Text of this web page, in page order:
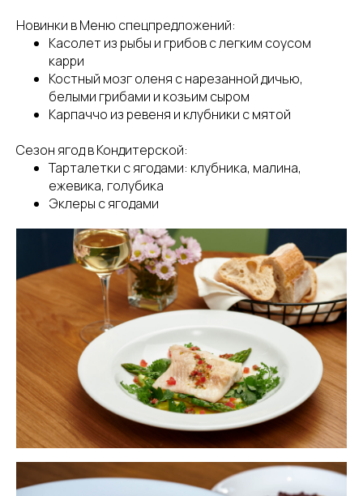
Новинки в Меню спецпредложений:
Касолет из рыбы и грибов с легким соусом
карри
Костный мозг оленя с нарезанной дичью,
белыми грибами и козьим сыром
Карпаччо из ревеня и клубники с мятой
Сезон ягод в Кондитерской:
Тарталетки с ягодами: клубника, малина,
ежевика, голубика
Эклеры с ягодами